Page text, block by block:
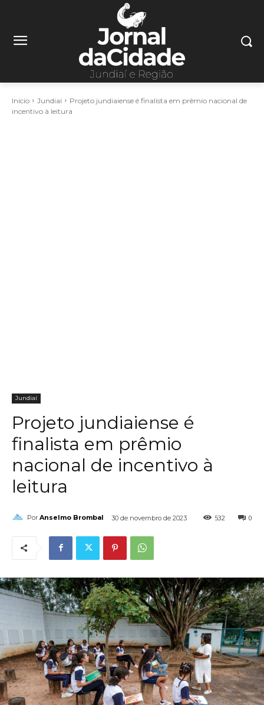
Início Jundiaí
Projeto jundiaiense é finalista em prêmio nacional de
incentivo à leitura
Jundiaí
Projeto jundiaiense é
finalista em prêmio
nacional de incentivo à
leitura
Por Anselmo Brombal 30 de novembro de 2023 0
532